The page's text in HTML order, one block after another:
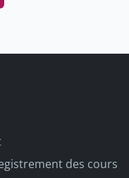
des cours